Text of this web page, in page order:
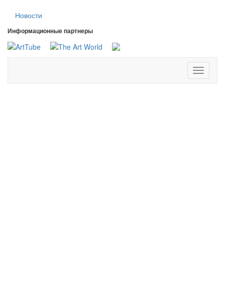
Новости
Информационные партнеры
Toggle